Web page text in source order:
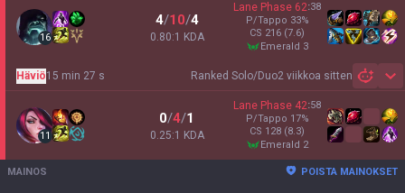
16
4/10/4
0.80:1 KDA
Lane Phase 62:38
P/Tappo 33%
CS 216 (7.6)
emerald 3
Ranked Solo/Duo2 viikkoa sitten
Häviö15 min 27 s
11
0/4/1
0.25:1 KDA
Lane Phase 42:58
P/Tappo 17%
CS 128 (8.3)
emerald 2
MAINOS POISTA MAINOKSET